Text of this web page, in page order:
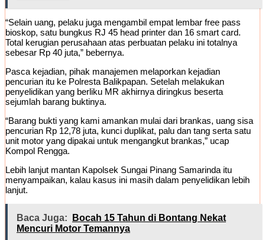
“Selain uang, pelaku juga mengambil empat lembar free pass
bioskop, satu bungkus RJ 45 head printer dan 16 smart card.
Total kerugian perusahaan atas perbuatan pelaku ini totalnya
sebesar Rp 40 juta,” bebernya.
Pasca kejadian, pihak manajemen melaporkan kejadian
pencurian itu ke Polresta Balikpapan. Setelah melakukan
penyelidikan yang berliku MR akhirnya diringkus beserta
sejumlah barang buktinya.
“Barang bukti yang kami amankan mulai dari brankas, uang sisa
pencurian Rp 12,78 juta, kunci duplikat, palu dan tang serta satu
unit motor yang dipakai untuk mengangkut brankas,” ucap
Kompol Rengga.
Lebih lanjut mantan Kapolsek Sungai Pinang Samarinda itu
menyampaikan, kalau kasus ini masih dalam penyelidikan lebih
lanjut.
Baca Juga:
Bocah 15 Tahun di Bontang Nekat
Mencuri Motor Temannya